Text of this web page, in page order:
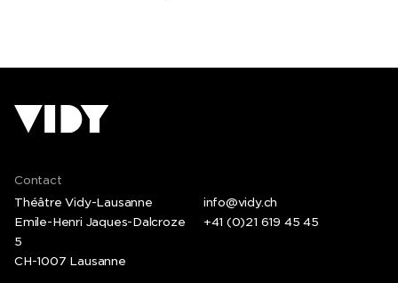
Contact
Théâtre Vidy-Lausanne
Emile-Henri Jaques-Dalcroze
5
CH-1007 Lausanne
info@vidy.ch
+41 (0)21 619 45 45